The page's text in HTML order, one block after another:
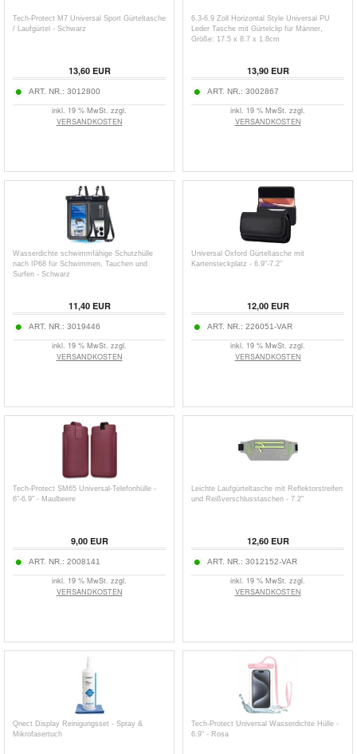
Tech-Protect M7 Universal Sport Gürteltasche
/ Laufgürtel - Schwarz
13,60EUR
ART. NR.: 3012800
inkl. 19 % MwSt. zzgl.
VERSANDKOSTEN
6.3-6.9 Zoll Horizontal Style Universal PU
Leder Tasche mit Gürtelclip für Männer,
Größe: 17.5 x 8.7 x 1.8cm
13,90EUR
ART. NR.: 3002867
inkl. 19 % MwSt. zzgl.
VERSANDKOSTEN
Wasserdichte schwimmfähige Schutzhülle
nach IP68 für Schwimmen, Tauchen und
Surfen - Schwarz
11,40EUR
ART. NR.: 3019446
inkl. 19 % MwSt. zzgl.
VERSANDKOSTEN
Universal Oxford Gürteltasche mit
Kartensteckplatz - 6.9"-7.2"
12,00EUR
ART. NR.: 226051-VAR
inkl. 19 % MwSt. zzgl.
VERSANDKOSTEN
Tech-Protect SM65 Universal-Telefonhülle -
6"-6.9" - Maulbeere
9,00EUR
ART. NR.: 2008141
inkl. 19 % MwSt. zzgl.
VERSANDKOSTEN
Leichte Laufgürteltasche mit Reflektorstreifen
und Reißverschlusstaschen - 7.2"
12,60EUR
ART. NR.: 3012152-VAR
inkl. 19 % MwSt. zzgl.
VERSANDKOSTEN
Qnect Display Reinigungsset - Spray &
Mikrofasertuch
Tech-Protect Universal Wasserdichte Hülle -
6.9" - Rosa